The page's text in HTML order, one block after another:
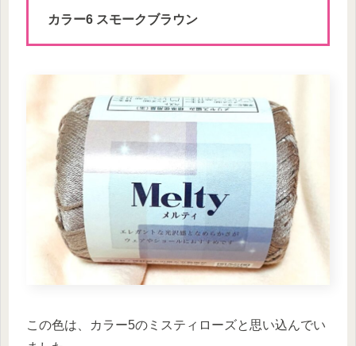
カラー6 スモークブラウン
この色は、カラー5のミスティローズと思い込んでい